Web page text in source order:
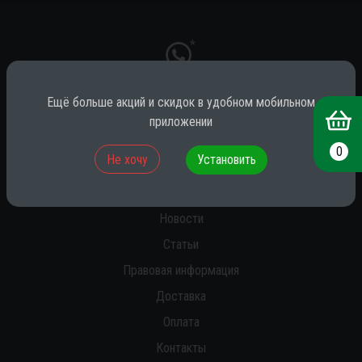
*
* принадлежит компании Meta (признана экстремистской на территории
Новости
Статьи
Правовая информация
Доставка
Оплата
Контакты
0
Ещё больше акций и скидок в удобном мобильном
приложении
Не хочу Установить